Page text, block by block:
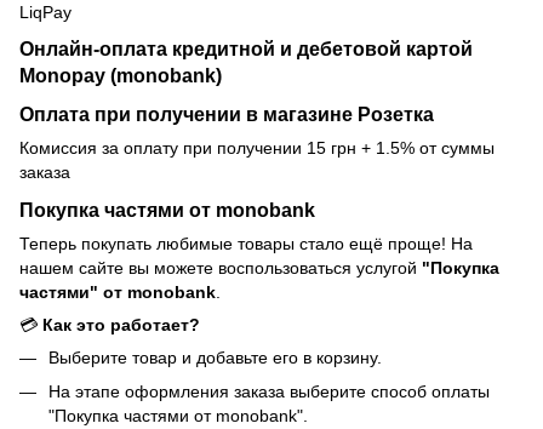
LiqPay
Онлайн-оплата кредитной и дебетовой картой
Monopay (monobank)
Оплата при получении в магазине Розетка
Комиссия за оплату при получении 15 грн + 1.5% от суммы
заказа
Покупка частями от monobank
Теперь покупать любимые товары стало ещё проще! На
нашем сайте вы можете воспользоваться услугой "Покупка
частями" от monobank
💳 Как это работает?
Выберите товар и добавьте его в корзину.
На этапе оформления заказа выберите способ оплаты
"Покупка частями от monobank".